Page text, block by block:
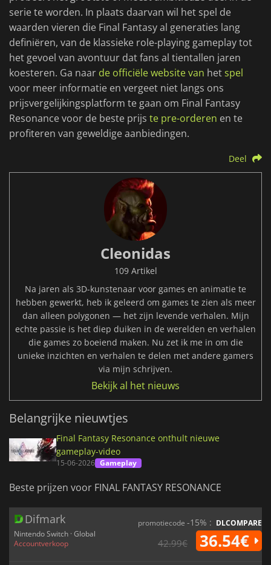
serie te worden. In plaats daarvan wil het spel de
waarden vieren die Final Fantasy al generaties lang
definiëren, van de klassieke role-playing gameplay tot
het gevoel van avontuur dat fans al tientallen jaren
koesteren. Ga naar de officiële website van hetspel
voor meer informatie en vergeet niet langs ons
prijsvergelijkingsplatform te gaan om Final Fantasy
Resonance voor de beste prijs te pre-orderen en te
profiteren van geweldige aanbiedingen.
Deel
Cleonidas
109 Artikel
Na jaren als 3D-kunstenaar voor games en animatie te
hebben gewerkt, heb ik geleerd om games te zien als meer
dan alleen polygonen — het zijn levende verhalen. Mijn
echte passie is het diep duiken in de werelden en verhalen
die games zo boeiend maken. Nu zet ik me in om die
unieke inzichten en verhalen te delen met andere gamers
via mijn schrijven.
Bekijk al het nieuws
Belangrijke nieuwtjes
Final Fantasy Resonance onthult nieuwe
gameplay-video
15-06-2026 Gameplay
Beste prijzen voor FINAL FANTASY RESONANCE
Difmark
Nintendo Switch · Global
Accountverkoop
promotiecode -15% : DLCOMPARE
42.99€ 36.54€